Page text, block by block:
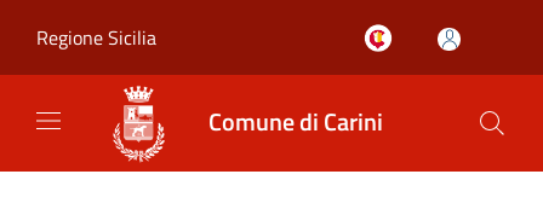
Regione Sicilia
Comune di Carini